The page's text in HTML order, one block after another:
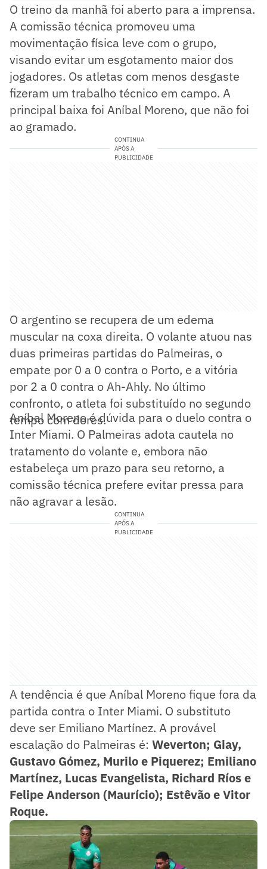
O treino da manhã foi aberto para a imprensa.
A comissão técnica promoveu uma
movimentação física leve com o grupo,
visando evitar um esgotamento maior dos
jogadores. Os atletas com menos desgaste
fizeram um trabalho técnico em campo. A
principal baixa foi Aníbal Moreno, que não foi
ao gramado.
CONTINUA
APÓS A
PUBLICIDADE
O argentino se recupera de um edema
muscular na coxa direita. O volante atuou nas
duas primeiras partidas do Palmeiras, o
empate por 0 a 0 contra o Porto, e a vitória
por 2 a 0 contra o Ah-Ahly. No último
confronto, o atleta foi substituído no segundo
tempo com dores.
Aníbal Moreno é dúvida para o duelo contra o
Inter Miami. O Palmeiras adota cautela no
tratamento do volante e, embora não
estabeleça um prazo para seu retorno, a
comissão técnica prefere evitar pressa para
não agravar a lesão.
CONTINUA
APÓS A
PUBLICIDADE
A tendência é que Aníbal Moreno fique fora da
partida contra o Inter Miami. O substituto
deve ser Emiliano Martínez. A provável
escalação do Palmeiras é: Weverton; Giay,
Gustavo Gómez, Murilo e Piquerez; Emiliano
Martínez, Lucas Evangelista, Richard Ríos e
Felipe Anderson (Maurício); Estêvão e Vitor
Roque.